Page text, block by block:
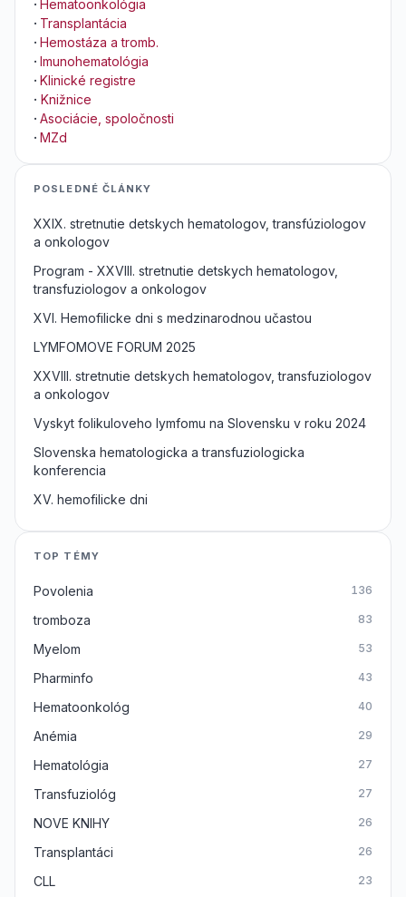
· Hematoonkológia
· Transplantácia
· Hemostáza a tromb.
· Imunohematológia
· Klinické registre
· Knižnice
· Asociácie, spoločnosti
· MZd
POSLEDNÉ ČLÁNKY
XXIX. stretnutie detskych hematologov, transfúziologov
a onkologov
Program - XXVIII. stretnutie detskych hematologov,
transfuziologov a onkologov
XVI. Hemofilicke dni s medzinarodnou učastou
LYMFOMOVE FORUM 2025
XXVIII. stretnutie detskych hematologov, transfuziologov
a onkologov
Vyskyt folikuloveho lymfomu na Slovensku v roku 2024
Slovenska hematologicka a transfuziologicka
konferencia
XV. hemofilicke dni
TOP TÉMY
Povolenia 136
tromboza 83
Myelom 53
Pharminfo 43
Hematoonkológ 40
Anémia 29
Hematológia 27
Transfuziológ 27
NOVE KNIHY 26
Transplantáci 26
CLL 23